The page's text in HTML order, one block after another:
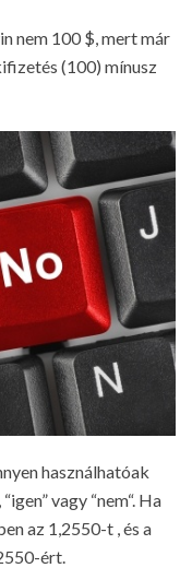
nem 100 $, mert már
(100) mínusz
használhatóak
vagy “nem“. Ha
az 1,2550-t , és a
ért.